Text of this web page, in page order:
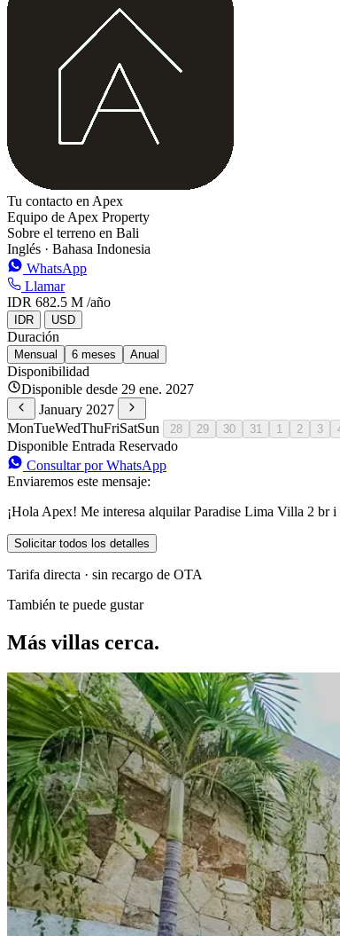
Tu contacto en Apex
Equipo de Apex Property
Sobre el terreno en Bali
Inglés · Bahasa Indonesia
WhatsApp
Llamar
IDR 682.5 M /año
IDR USD
Duración
Mensual 6 meses Anual
Disponibilidad
Disponible desde 29 ene. 2027
January 2027
MonTueWedThuFriSatSun 28 29 30 31 1 2 3
Disponible Entrada Reservado
Consultar por WhatsApp
Enviaremos este mensaje:
¡Hola Apex! Me interesa alquilar Paradise Lima Villa 2
Solicitar todos los detalles
Tarifa directa · sin recargo de OTA
También te puede gustar
Más villas cerca.